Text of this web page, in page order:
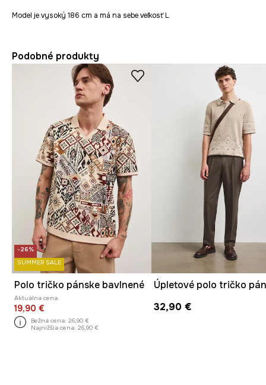
Model je vysoký 186 cm a má na sebe veľkosť L
Podobné produkty
-26%
SUMMER SALE
Polo tričko pánske bavlnené
Aktuálna cena:
19,90 €
Bežná cena: 26,90 €
Najnižšia cena: 26,90 €
32,90 €